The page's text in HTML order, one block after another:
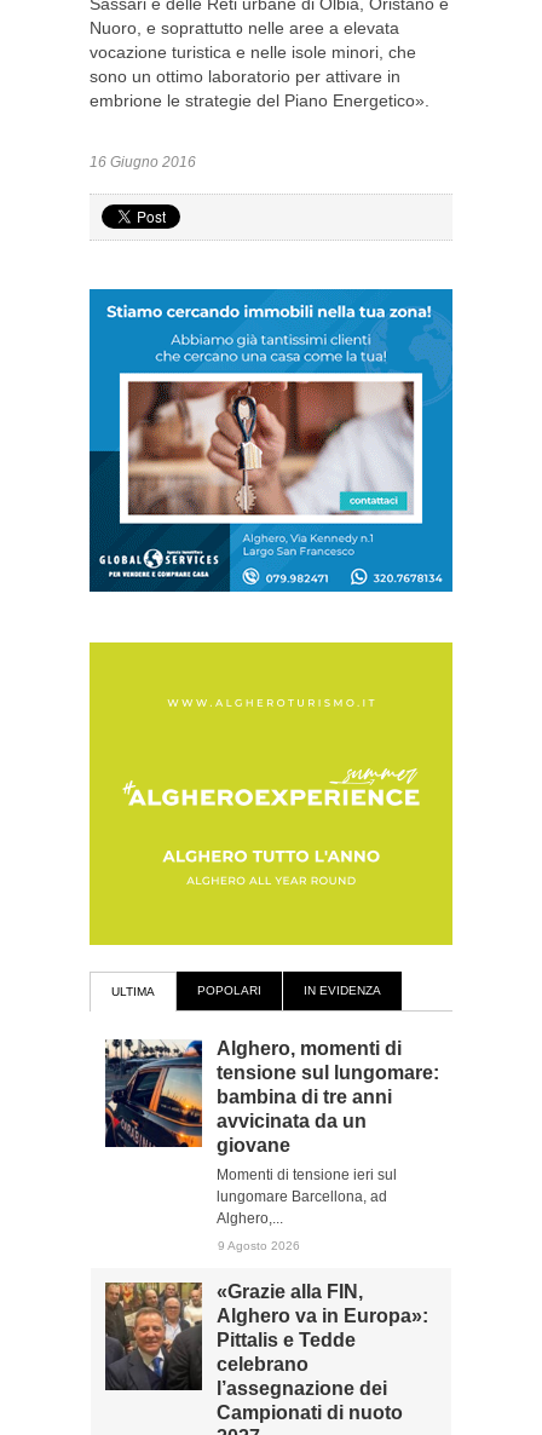
Nuoro, e soprattutto nelle aree a elevata
vocazione turistica e nelle isole minori, che
sono un ottimo laboratorio per attivare in
embrione le strategie del Piano Energetico».
16 Giugno 2016
ULTIMA POPOLARI IN EVIDENZA
Alghero, momenti di
tensione sul lungomare:
bambina di tre anni
avvicinata da un
giovane
Momenti di tensione ieri sul
lungomare Barcellona, ad
Alghero,...
9 Agosto 2026
«Grazie alla FIN,
Alghero va in Europa»:
Pittalis e Tedde
celebrano
l’assegnazione dei
Campionati di nuoto